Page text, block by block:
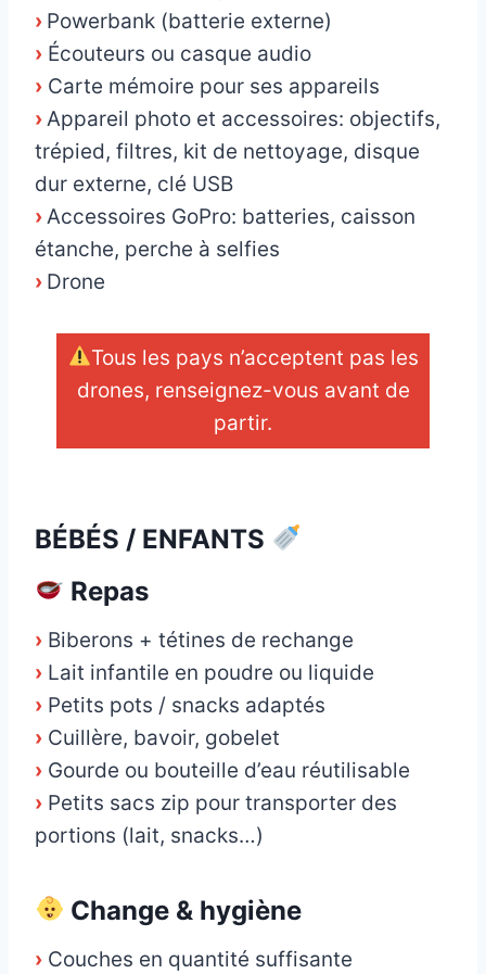
› Powerbank (batterie externe)
› Écouteurs ou casque audio
› Carte mémoire pour ses appareils
› Appareil photo et accessoires: objectifs,
trépied, filtres, kit de nettoyage, disque
dur externe, clé USB
› Accessoires GoPro: batteries, caisson
étanche, perche à selfies
› Drone
Tous les pays n’acceptent pas les
drones, renseignez-vous avant de
partir.
BÉBÉS / ENFANTS
Repas
› Biberons + tétines de rechange
› Lait infantile en poudre ou liquide
› Petits pots / snacks adaptés
› Cuillère, bavoir, gobelet
› Gourde ou bouteille d’eau réutilisable
› Petits sacs zip pour transporter des
portions (lait, snacks…)
Change & hygiène
› Couches en quantité suffisante